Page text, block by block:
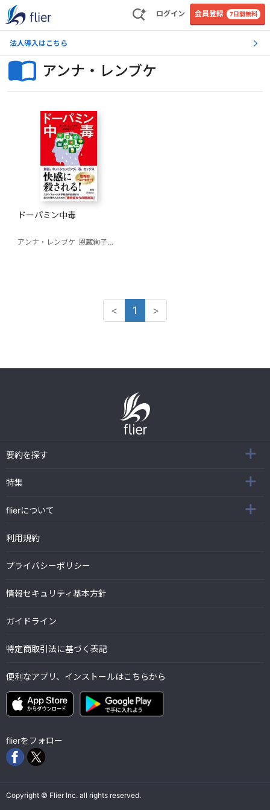
ログイン 会員登録 7日間無料
法人導入はこちら
アンナ・レンブケ
ドーパミン中毒
アンナ・レンブケ 恩蔵絢子（訳）
< 1 >
要約を探す
特集
flierについて
利用規約
プライバシーポリシー
情報セキュリティ基本方針
ガイドライン
特定商取引法に基づく表記
便利なアプリ、インストールはこちらから
flierをフォロー
Copyright © Flier Inc. all rights reserved.